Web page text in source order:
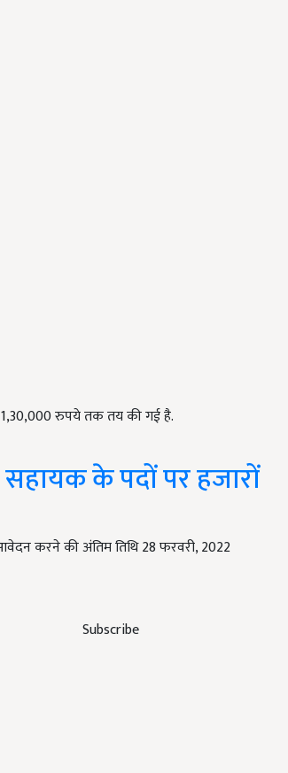
Subscribe
रुपये तक तय की गई है.
के पदों पर हजारों
आवेदन करने की अंतिम तिथि 28 फरवरी, 2022